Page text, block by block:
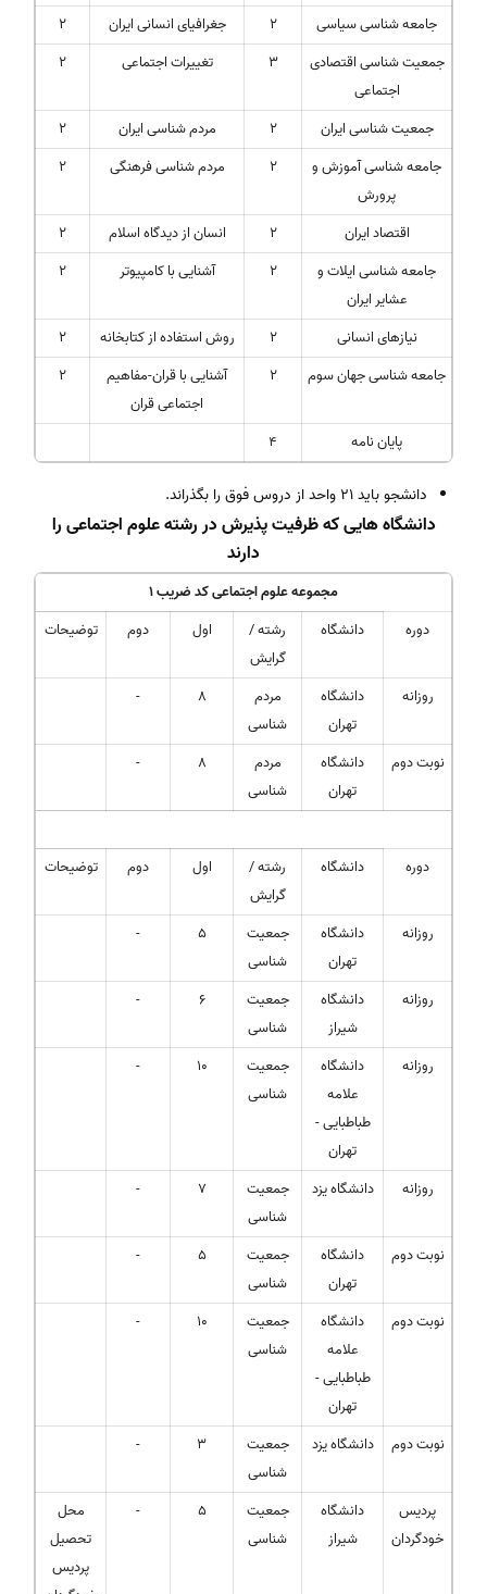
جامعه شناسی سیاسی 2 جغرافیای انسانی ایران
2
جمعیت شناسی اقتصادی
اجتماعی
3 تغییرات اجتماعی 2
جمعیت شناسی ایران 2 مردم شناسی ایران
2
جامعه شناسی آموزش و
پرورش
2 مردم شناسی فرهنگی 2
اقتصاد ایران 2 انسان از دیدگاه اسلام
2
جامعه شناسی ایلات و
عشایر ایران
2 آشنایی با کامپیوتر 2
نیازهای انسانی 2 روش استفاده از کتابخانه
2
جامعه شناسی جهان سوم
2
آشنایی با قران-مفاهیم
اجتماعی قران
2
پایان نامه 4
دانشجو باید 21 واحد از دروس فوق را بگذراند.
دانشگاه هایی که ظرفیت پذیرش در رشته علوم اجتماعی را
دارند
مجموعه علوم اجتماعی کد ضریب 1
دوره
دانشگاه
رشته /
گرایش
اول دوم توضیحات
روزانه
دانشگاه
تهران
مردم
شناسی
8
-
نوبت دوم
دانشگاه
تهران
مردم
شناسی
8
-
دوره دانشگاه
رشته /
گرایش
اول دوم توضیحات
روزانه
دانشگاه
تهران
جمعیت
شناسی
5
-
روزانه
دانشگاه
شیراز
جمعیت
شناسی
6
-
روزانه
دانشگاه
علامه
طباطبایی -
تهران
جمعیت
شناسی
10
-
روزانه دانشگاه یزد
جمعیت
شناسی
7
-
نوبت دوم
دانشگاه
تهران
جمعیت
شناسی
5
-
نوبت دوم
دانشگاه
علامه
طباطبایی -
تهران
جمعیت
شناسی
10
-
نوبت دوم دانشگاه یزد
جمعیت
شناسی
3
-
پردیس
خودگردان
دانشگاه
شیراز
جمعیت
شناسی
5
-
محل
تحصیل
پردیس